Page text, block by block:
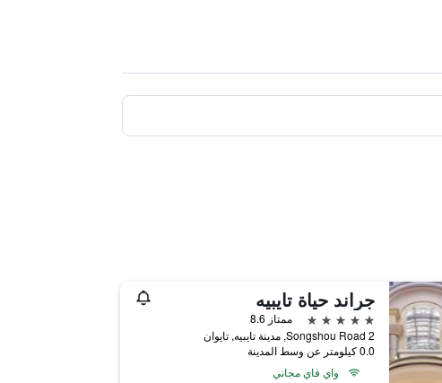
جراند حياة تايبيه
5 نجوم
ممتاز 8.6
2 Songshou Road, مدينة تايبيه, تايوان
0.0 كيلومتر عن وسط المدينة
واي فاي مجاني